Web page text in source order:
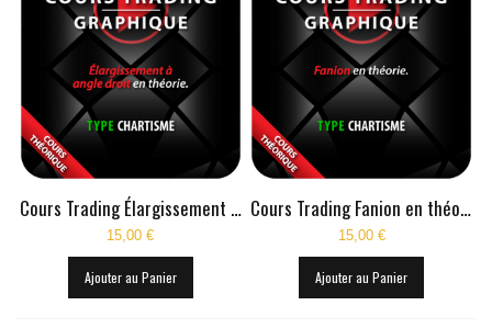
COURS TRADING ARGENT
COURS TRADING BUND
COURS TRADING DAX
COURS TRADING RUSSELL
COURS TRADING S&P
COURS TRADING EUROSTOXX
Cours Trading Élargissement à angle droit en théorie
15,00 €
Ajouter au Panier
Cours Trading Fanion en théorie
15,00 €
Ajouter au Panier